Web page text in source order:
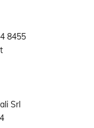
8455
Srl